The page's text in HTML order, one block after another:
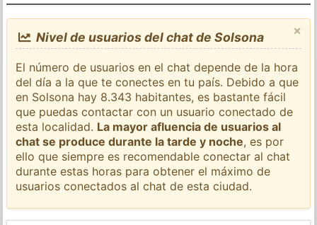
×
Nivel de usuarios del chat de Solsona
El número de usuarios en el chat depende de la hora
del día a la que te conectes en tu país. Debido a que
en Solsona hay 8.343 habitantes, es bastante fácil
que puedas contactar con un usuario conectado de
esta localidad. La mayor afluencia de usuarios al
chat se produce durante la tarde y noche, es por
ello que siempre es recomendable conectar al chat
durante estas horas para obtener el máximo de
usuarios conectados al chat de esta ciudad.